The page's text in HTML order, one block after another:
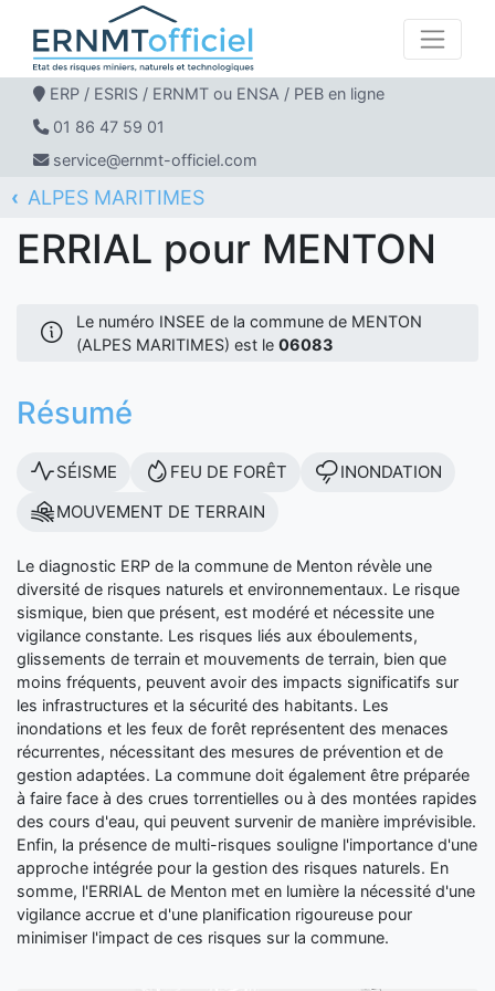
ERP / ESRIS / ERNMT ou ENSA / PEB en ligne
01 86 47 59 01
service@ernmt-officiel.com
ERNMT Officiel
ERRIAL
ALPES MARITIMES
MENTON
ERRIAL pour MENTON
Le numéro INSEE de la commune de MENTON
(ALPES MARITIMES) est le 06083
Résumé
SÉISME FEU DE FORÊT
INONDATION
MOUVEMENT DE TERRAIN
Le diagnostic ERP de la commune de Menton révèle une
diversité de risques naturels et environnementaux. Le risque
sismique, bien que présent, est modéré et nécessite une
vigilance constante. Les risques liés aux éboulements,
glissements de terrain et mouvements de terrain, bien que
moins fréquents, peuvent avoir des impacts significatifs sur
les infrastructures et la sécurité des habitants. Les
inondations et les feux de forêt représentent des menaces
récurrentes, nécessitant des mesures de prévention et de
gestion adaptées. La commune doit également être préparée
à faire face à des crues torrentielles ou à des montées rapides
des cours d'eau, qui peuvent survenir de manière imprévisible.
Enfin, la présence de multi-risques souligne l'importance d'une
approche intégrée pour la gestion des risques naturels. En
somme, l'ERRIAL de Menton met en lumière la nécessité d'une
vigilance accrue et d'une planification rigoureuse pour
minimiser l'impact de ces risques sur la commune.